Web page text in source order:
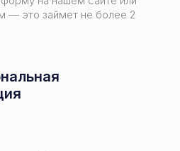
— это займет не более 2